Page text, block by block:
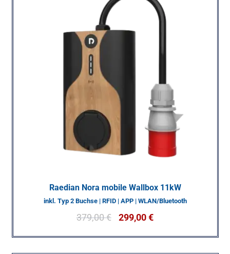
Raedian Nora mobile Wallbox 11kW
inkl. Typ 2 Buchse | RFID | APP | WLAN/Bluetooth
379,00€ 299,00€